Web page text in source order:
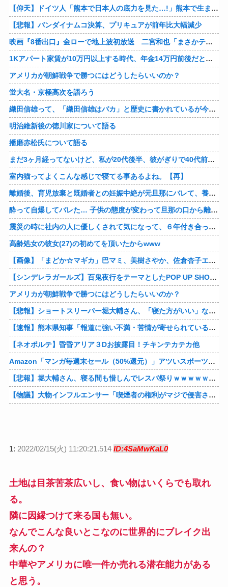
【仰天】ドイツ人「熊本で日本人の底力を見た…!」熊本で生まれて初めて震度7の大地震を経験したドイツ人。直後、日本人たちの行動に衝撃を受けてしまう…
【悲報】バンダイナムコ決算、プリキュアが前年比大幅減少
映画『8番出口』金ローで地上波初放送 二宮和也「まさかテレビにまで迷い込んでしまうとは」
1Kアパート家賃が10万円以上する時代、年金14万円前後だと賃貸の人は無理じゃね？
アメリカが朝鮮戦争で勝つにはどうしたらいいのか？
蛍大名・京極高次を語ろう
織田信雄って、「織田信雄はバカ」と歴史に書かれているが今まで家が残っているんでバカではないよな？
明治維新後の徳川家について語る
播磨赤松氏について語る
まだ3ヶ月経ってないけど、私が20代後半、彼がぎりで40代前半でＷ不倫中。計画している彼との二泊三日の旅行、早く行けるといいな♪
室内猫ってよくこんな感じで寝てる事あるよね。【再】
離婚後、育児放棄と既婚者との妊娠中絶が元旦那にバレて、養育費の支払いが止まった… 私が正社員で働くまで止めると言われてるけど、女として生きたいの。
酔って自爆してバレた… 子供の態度が変わって旦那の口から離婚って言葉が出て、急速に現実に引き戻されたっていうか、あー私本当にしちゃいけないことしてたんだなと思い知った。
震災の時に社内の人に優しくされて気になって、６年付き合った彼に別れを告げました。その時新たな好きな人に夢中で元彼はどうでもよく思えました。今ははっきり言って後悔してます…
高齢処女の彼女(27)の初めてを頂いたからwww
【画像】「まどか☆マギカ」巴マミ、美樹さやか、佐倉杏子エロすぎ放課後えんこーハメ撮りどぴゅどぴゅエチエチが最高すぎる❣
【シンデレラガールズ】百鬼夜行をテーマとしたPOP UP SHOPが東京・大阪にて開催
アメリカが朝鮮戦争で勝つにはどうしたらいいのか？
【悲報】ショートスリーパー堀大輔さん、「寝た方がいい」などと誹謗中傷され配信中に泣き出してしまう
【速報】熊本県知事「報道に強い不満・苦情が寄せられている」→TBSの報道特集がまさにそれな件他
【ネオポルテ】昏昏アリア３Dお披露目！チキンテカテカ他
Amazon「マンガ毎週末セール（50%還元）」アツいスポーツマンガ祭り最終日到来！！！他
【悲報】堀大輔さん、寝る間も惜しんでレスバ祭りｗｗｗｗｗｗｗｗｗｗｗｗｗｗｗｗｗｗｗｗｗｗｗｗ他
【物議】大物インフルエンサー「喫煙者の権利がマジで侵害されてる。いくら税金払ってるんだ」他
1: 2022/02/15(火) 11:20:21.514 ID:4SaMwKaL0
土地は目茶苦茶広いし、食い物はいくらでも取れ
る。
隣に因縁つけて来る国も無い。
なんでこんな良いとこなのに世界的にブレイク出
来んの？
中華やアメリカに唯一件か売れる潜在能力がある
と思う。